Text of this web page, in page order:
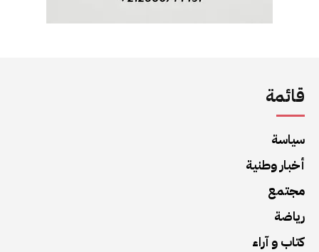
قائمة
سياسة
أخبار وطنية
مجتمع
رياضة
كتاب و آراء